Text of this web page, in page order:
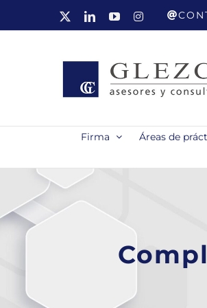
LinkedInYouTubeInstagram
Firma Áreas de